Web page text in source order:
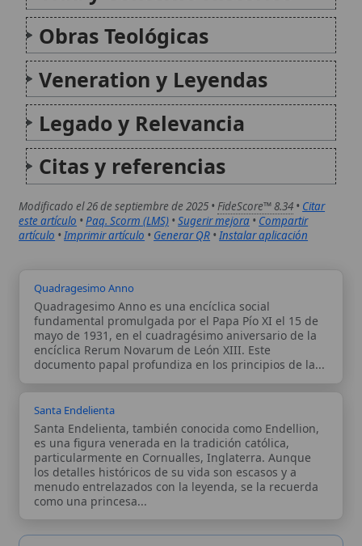
Quadragesimo Anno es una encíclica social
fundamental promulgada por el Papa Pío XI el 15 de
mayo de 1931, en el cuadragésimo aniversario de la
encíclica Rerum Novarum de León XIII. Este
documento papal profundiza en los principios de la...
Santa Endelienta
Santa Endelienta, también conocida como Endellion,
es una figura venerada en la tradición católica,
particularmente en Cornualles, Inglaterra. Aunque
los detalles históricos de su vida son escasos y a
menudo entrelazados con la leyenda, se la recuerda
como una princesa...
Autor:Comité editorial
del artículo están basadas y contrastadas
usando fuentes catolicas: escritos
patrísticos, de santos, artículos
teológicos, documentos históricos, actas
de concilios, encíclicas, fuentes
Wikitólica © 2026 . Enciclopedia del patrimonio doctrinal,
histórico y litúrgico de la Iglesia Católica. Parte de la red formativa
de Curso Católico,Buscador Católico yCustodio Animae. Con
analíticas anónimas. LicenciaCC BY-SA (texto). Editado en
Valencia, España.ISSN: 3101-7339
Sobre nosotros
Categorias